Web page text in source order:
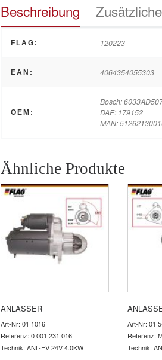
Beschreibung
FLAG: 120223
EAN: 4064354055303
OEM:
Bosch:
DAF: 179152
MAN:
Ähnliche Produkte
ANLASSER
Art-Nr: 01 1016
Referenz: 0 001 231 016
Technik: ANL-EV 24V 4.0KW
Art-Nr: 01
Referenz:
Technik: